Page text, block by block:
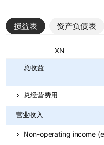
损益表 资产负债表
货币：MXN
总收益
总经营费用
营业收入
Non-operating income